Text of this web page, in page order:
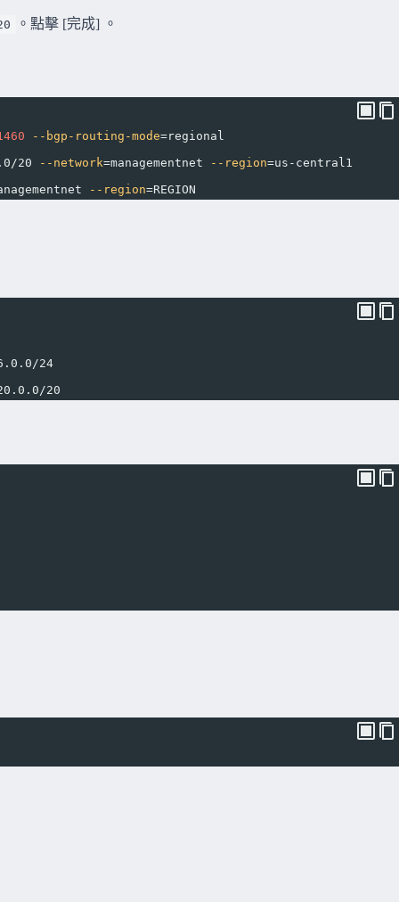
。點擊 [完成] 。
--bgp-routing-mode=regional
20
--network=managementnet --region=us-central1
--region=REGION
24
20